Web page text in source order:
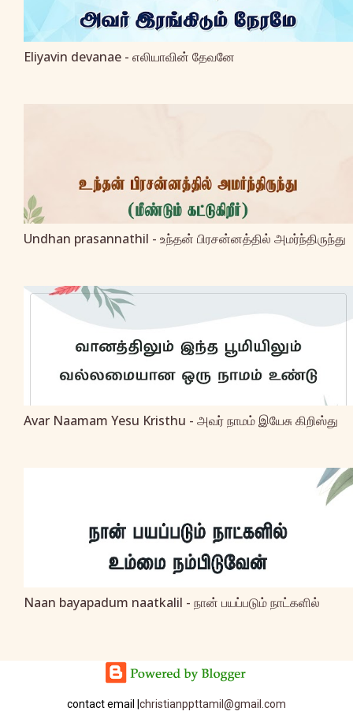
Eliyavin devanae - எலியாவின் தேவனே
Undhan prasannathil - உந்தன் பிரசன்னத்தில் அமர்ந்திருந்து
Avar Naamam Yesu Kristhu - அவர் நாமம் இயேசு கிறிஸ்து
Naan bayapadum naatkalil - நான் பயப்படும் நாட்களில்
contact email | christianppttamil@gmail.com